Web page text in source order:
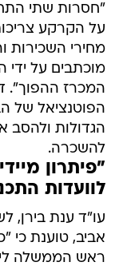
"חסרות שתי
על הקרקע
מחירי השכירות
מוכתבים על ידי
המכרז ההפוך".
הפוטנציאל של
הגדולות ולהסב
להשכרה.
"פיתרון
לוועדות
עו"ד ענת בירן,
אביב, טוענת כי
ראש הממשלה